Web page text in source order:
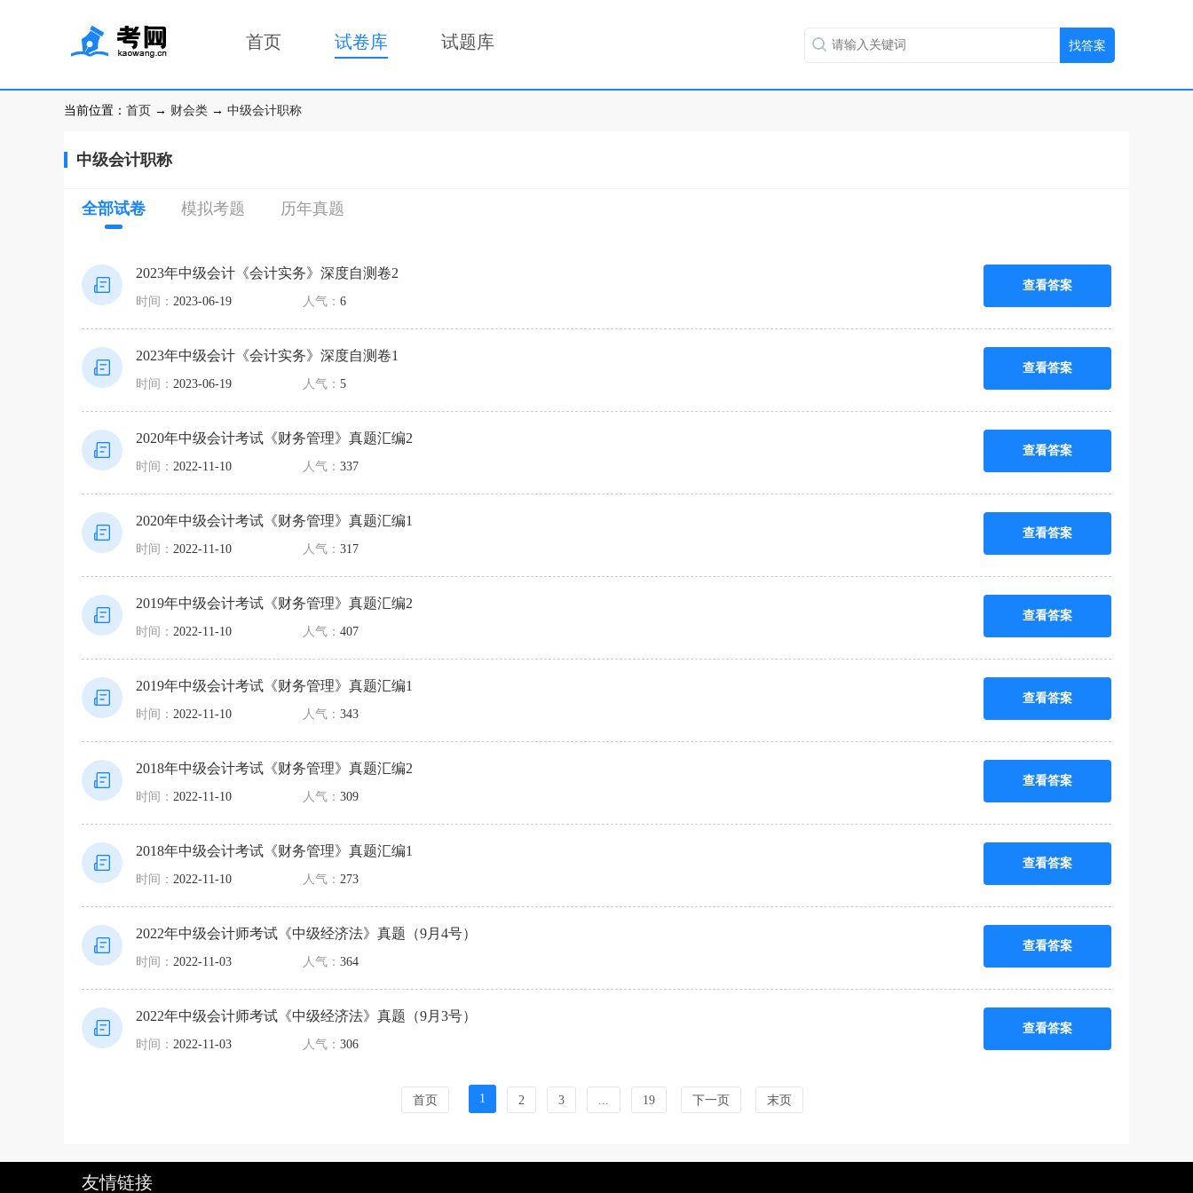
首页 试卷库 试题库
当前位置： 首页 → 财会类 → 中级会计职称
中级会计职称
全部试卷 模拟考题 历年真题
2023年中级会计《会计实务》深度自测卷2
时间： 2023-06-19 人气： 6
查看答案
2023年中级会计《会计实务》深度自测卷1
时间： 2023-06-19 人气： 5
查看答案
2020年中级会计考试《财务管理》真题汇编2
时间： 2022-11-10 人气： 337
查看答案
2020年中级会计考试《财务管理》真题汇编1
时间： 2022-11-10 人气： 317
查看答案
2019年中级会计考试《财务管理》真题汇编2
时间： 2022-11-10 人气： 407
查看答案
2019年中级会计考试《财务管理》真题汇编1
时间： 2022-11-10 人气： 343
查看答案
2018年中级会计考试《财务管理》真题汇编2
时间： 2022-11-10 人气： 309
查看答案
2018年中级会计考试《财务管理》真题汇编1
时间： 2022-11-10 人气： 273
查看答案
2022年中级会计师考试《中级经济法》真题（9月4号）
时间： 2022-11-03 人气： 364
查看答案
2022年中级会计师考试《中级经济法》真题（9月3号）
时间： 2022-11-03 人气： 306
查看答案
首页 1 2 3 ... 19 下一页 末页
友情链接